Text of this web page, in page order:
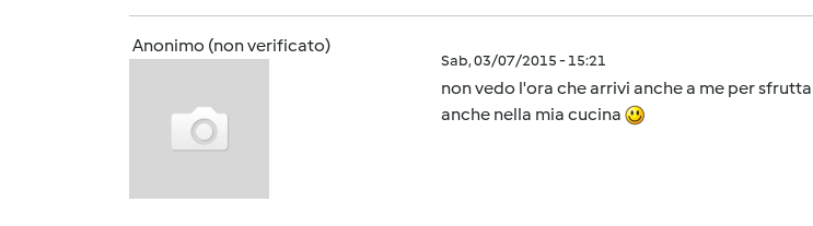
Anonimo (non verificato)
Sab, 03/07/2015 - 15:21
non vedo l'ora che arrivi anche a me per
anche nella mia cucina